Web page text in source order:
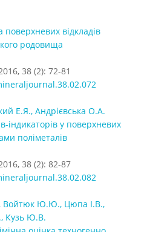
поверхневих відкладів
родовища
38 (2): 72-81
Е.Я., Андрієвська О.А.
індикаторів у поверхневих
поліметалів
38 (2): 82-87
Войтюк Ю.Ю., Цюпа І.В.,
Кузь Ю.В.